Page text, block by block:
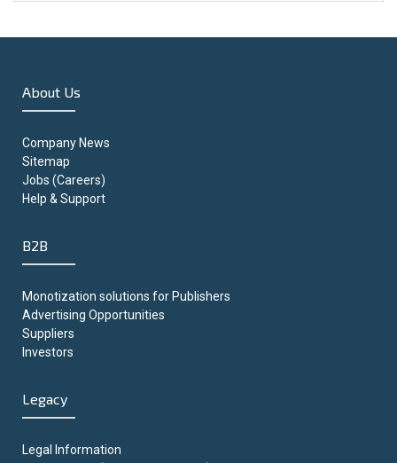
About Us
Company News
Sitemap
Jobs (Careers)
Help & Support
B2B
Monotization solutions for Publishers
Advertising Opportunities
Suppliers
Investors
Legacy
Legal Information